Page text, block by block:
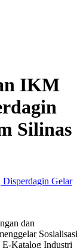
IKM
Silinas
dan
Sosialisasi
E-Katalog Industri